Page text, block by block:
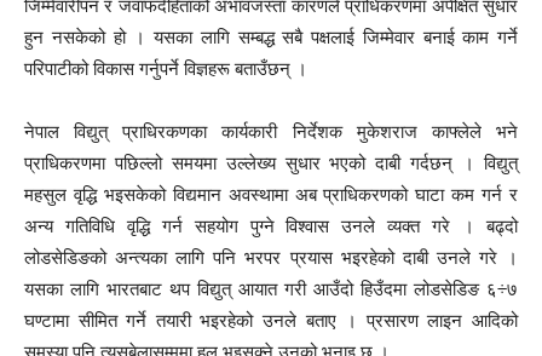
जिम्मेवारीपन र जवाफदेहिताको अभावजस्ता कारणले प्राधिकरणमा अपेक्षित सुधार
हुन नसकेको हो । यसका लागि सम्बद्ध सबै पक्षलाई जिम्मेवार बनाई काम गर्ने
परिपाटीको विकास गर्नुपर्ने विज्ञहरू बताउँछन् ।
नेपाल विद्युत् प्राधिरकणका कार्यकारी निर्देशक मुकेशराज काफ्लेले भने
प्राधिकरणमा पछिल्लो समयमा उल्लेख्य सुधार भएको दाबी गर्दछन् । विद्युत्
महसुल वृद्धि भइसकेको विद्यमान अवस्थामा अब प्राधिकरणको घाटा कम गर्न र
अन्य गतिविधि वृद्धि गर्न सहयोग पुग्ने विश्वास उनले व्यक्त गरे । बढ्दो
लोडसेडिङको अन्त्यका लागि पनि भरपर प्रयास भइरहेको दाबी उनले गरे ।
यसका लागि भारतबाट थप विद्युत् आयात गरी आउँदो हिउँदमा लोडसेडिङ ६÷७
घण्टामा सीमित गर्ने तयारी भइरहेको उनले बताए । प्रसारण लाइन आदिको
समस्या पनि त्यसबेलासम्ममा हल भइसक्ने उनको भनाइ छ ।